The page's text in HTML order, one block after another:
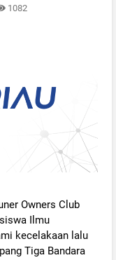
1082
Owners Club
Ilmu
kecelakaan lalu
Tiga Bandara